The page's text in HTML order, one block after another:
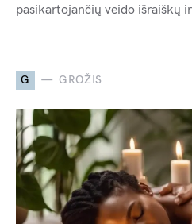
pasikartojančių veido išraiškų
G GROŽIS